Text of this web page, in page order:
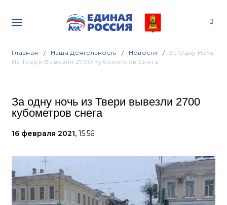
Главная Наша Деятельность Новости
За Одну Ночь
Из Твери Вывезли 2700 Кубометров Снега
За одну ночь из Твери вывезли 2700
кубометров снега
16 февраля 2021, 15:56